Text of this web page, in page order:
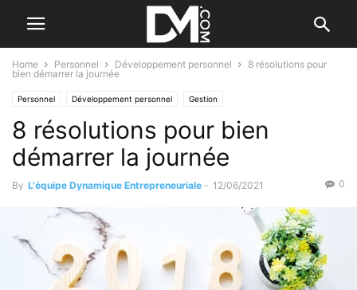
Home Personnel Développement personnel
8 résolutions pour
bien démarrer la journée
Personnel Développement personnel Gestion
Gestion du temps et du stress
8 résolutions pour bien
démarrer la journée
By L'équipe Dynamique Entrepreneuriale - 12/06/2021 0